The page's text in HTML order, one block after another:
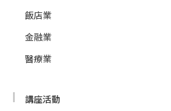
飯店業
金融業
醫療業
講座活動